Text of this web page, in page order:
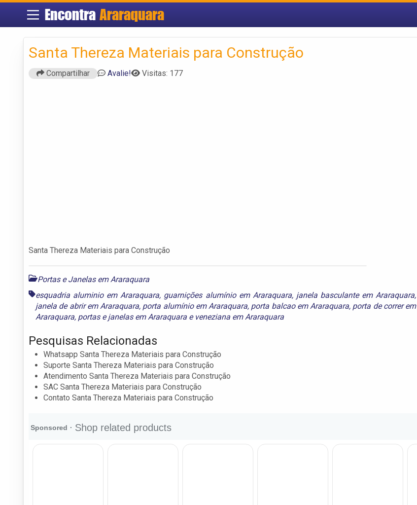
Encontra Araraquara
Santa Thereza Materiais para Construção
Compartilhar Avalie! Visitas: 177
Santa Thereza Materiais para Construção
Portas e Janelas em Araraquara
esquadria aluminio em Araraquara, guarnições alumínio em Araraquara, janela basculante em Araraquara,
janela de abrir em Araraquara, porta alumínio em Araraquara, porta balcao em Araraquara, porta de correr em
Araraquara, portas e janelas em Araraquara e veneziana em Araraquara
Pesquisas Relacionadas
Whatsapp Santa Thereza Materiais para Construção
Suporte Santa Thereza Materiais para Construção
Atendimento Santa Thereza Materiais para Construção
SAC Santa Thereza Materiais para Construção
Contato Santa Thereza Materiais para Construção